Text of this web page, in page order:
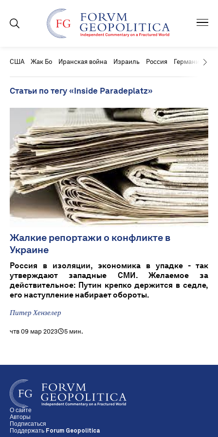
США Жак Бо Иранская война Израиль Россия Германия
Статьи по тегу «Inside Paradeplatz»
Жалкие репортажи о конфликте в
Украине
Россия в изоляции, экономика в упадке - так
утверждают западные СМИ. Желаемое за
действительное: Путин крепко держится в седле,
его наступление набирает обороты.
Питер Хензелер
чтв 09 мар 2023 5 мин.
О сайте
Авторы
Подписаться
Поддержать Forum Geopolitica